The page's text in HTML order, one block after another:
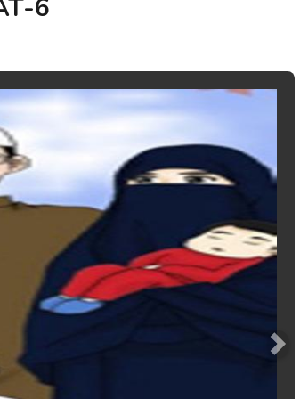
6